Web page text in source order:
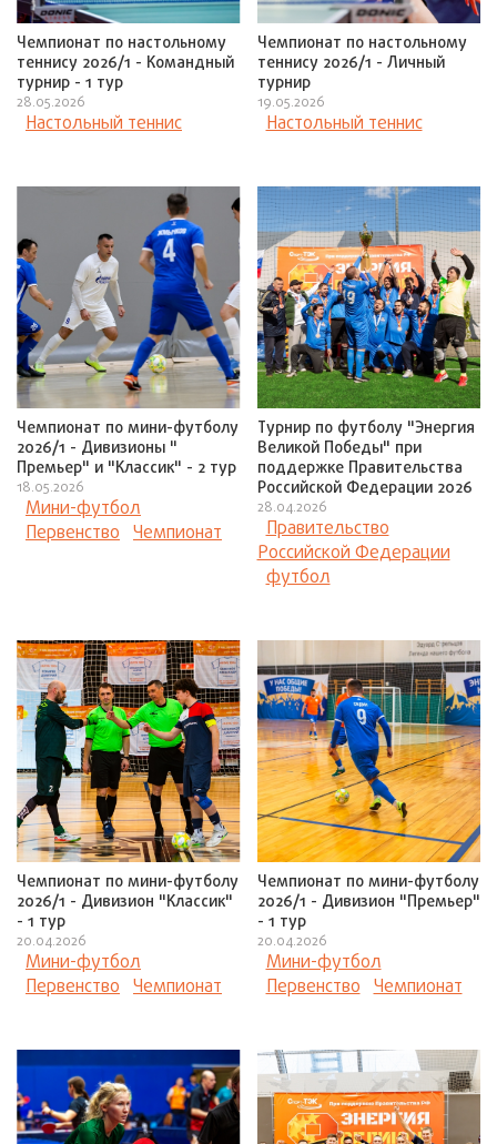
Чемпионат по настольному
теннису 2026/1 - Командный
турнир - 1 тур
28.05.2026
Настольный теннис
Чемпионат по настольному
теннису 2026/1 - Личный
турнир
19.05.2026
Настольный теннис
Чемпионат по мини-футболу
2026/1 - Дивизионы "
Премьер" и "Классик" - 2 тур
18.05.2026
Мини-футбол
Первенство Чемпионат
Турнир по футболу "Энергия
Великой Победы" при
поддержке Правительства
Российской Федерации 2026
28.04.2026
Правительство
Российской Федерации
футбол
Чемпионат по мини-футболу
2026/1 - Дивизион "Классик"
- 1 тур
20.04.2026
Мини-футбол
Первенство Чемпионат
Чемпионат по мини-футболу
2026/1 - Дивизион "Премьер"
- 1 тур
20.04.2026
Мини-футбол
Первенство Чемпионат